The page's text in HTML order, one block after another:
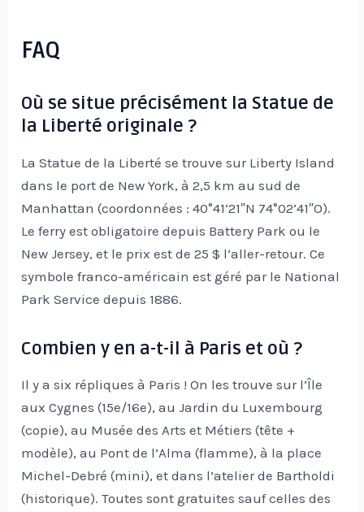
FAQ
Où se situe précisément la Statue de
la Liberté originale ?
La Statue de la Liberté se trouve sur Liberty Island
dans le port de New York, à 2,5 km au sud de
Manhattan (coordonnées : 40°41’21″N 74°02’41″O).
Le ferry est obligatoire depuis Battery Park ou le
New Jersey, et le prix est de 25 $ l’aller-retour. Ce
symbole franco-américain est géré par le National
Park Service depuis 1886.
Combien y en a-t-il à Paris et où ?
Il y a six répliques à Paris ! On les trouve sur l’Île
aux Cygnes (15e/16e), au Jardin du Luxembourg
(copie), au Musée des Arts et Métiers (tête +
modèle), au Pont de l’Alma (flamme), à la place
Michel-Debré (mini), et dans l’atelier de Bartholdi
(historique). Toutes sont gratuites sauf celles des